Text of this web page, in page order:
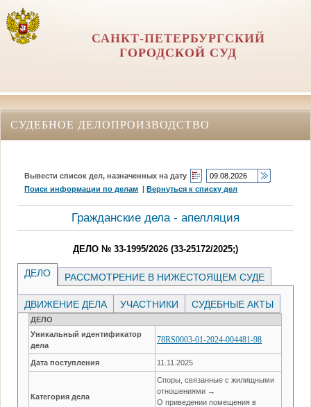
САНКТ-ПЕТЕРБУРГСКИЙ
ГОРОДСКОЙ СУД
СУДЕБНОЕ ДЕЛОПРОИЗВОДСТВО
Вывести список дел, назначенных на дату
Поиск информации по делам |Вернуться к списку дел
Гражданские дела - апелляция
ДЕЛО № 33-1995/2026 (33-25172/2025;)
ДЕЛО РАССМОТРЕНИЕ В НИЖЕСТОЯЩЕМ СУДЕ
ДВИЖЕНИЕ ДЕЛА УЧАСТНИКИ СУДЕБНЫЕ АКТЫ
ДЕЛО
Уникальный идентификатор
дела
78RS0003-01-2024-004481-98
Дата поступления 11.11.2025
Категория дела
Споры, связанные с жилищными
отношениями →
О приведении помещения в